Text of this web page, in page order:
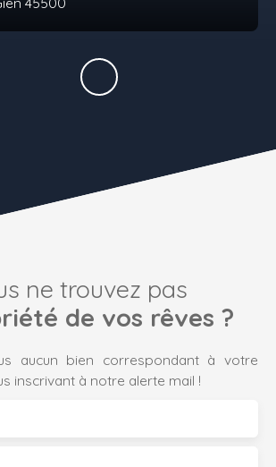
ne trouvez pas
de vos rêves ?
aucun bien correspondant à votre
inscrivant à notre alerte mail !